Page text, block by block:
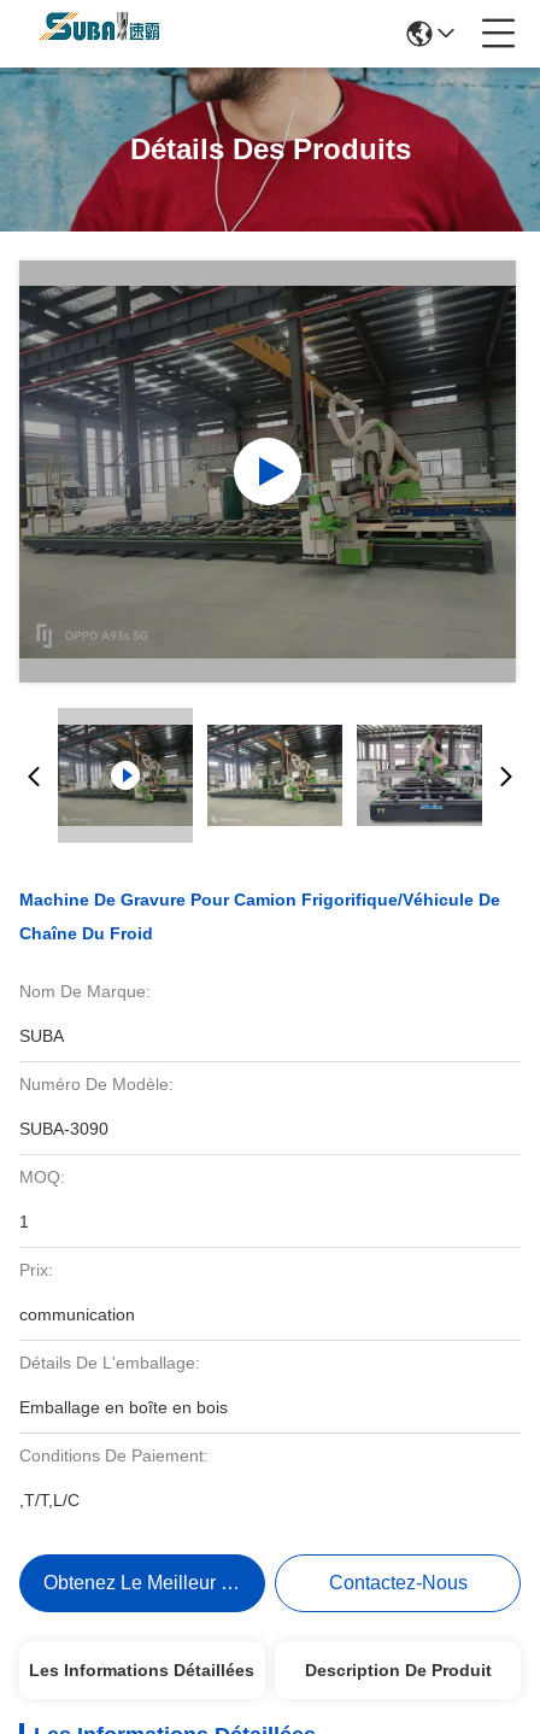
Détails Des Produits
Machine De Gravure Pour Camion Frigorifique/véhicule De
Chaîne Du Froid
Nom De Marque:
SUBA
Numéro De Modèle:
SUBA-3090
MOQ:
1
Prix:
communication
Détails De L'emballage:
Emballage en boîte en bois
Conditions De Paiement:
,T/T,L/C
Obtenez Le Meilleur Prix Contactez-Nous
Les Informations Détaillées Description De Produit